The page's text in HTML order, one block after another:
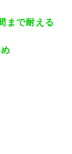
まで耐える